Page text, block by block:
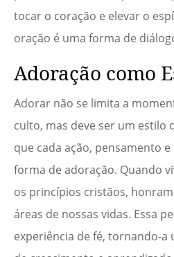
tocar o coração e elevar o
oração é uma forma de
Adoração como
Adorar não se limita a
culto, mas deve ser um estilo
que cada ação, pensamento
forma de adoração. Quando
os princípios cristãos,
áreas de nossas vidas. Essa
experiência de fé, tornando-